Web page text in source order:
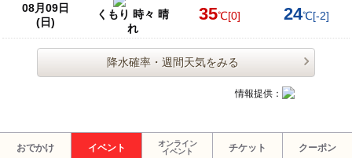
08月09日
(日)
くもり 時々 晴
れ
35℃[0] 24℃[-2]
降水確率・週間天気をみる
情報提供：
おでかけ イベント
オンライン
イベント
チケット クーポン